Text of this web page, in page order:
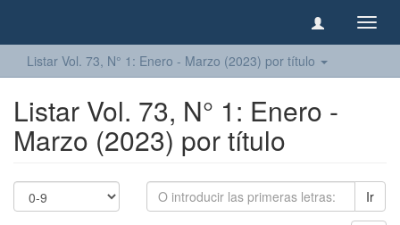
Listar Vol. 73, N° 1: Enero - Marzo (2023) por título
Listar Vol. 73, N° 1: Enero -
Marzo (2023) por título
Ir